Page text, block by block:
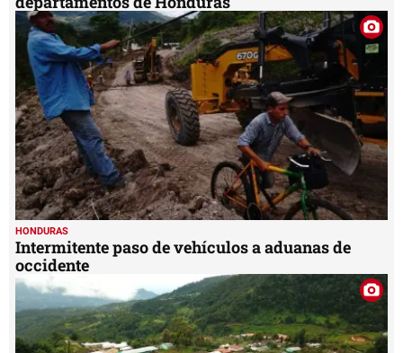
HONDURAS
Intermitente paso de vehículos a aduanas de
occidente
HONDURAS
Guajiquiro: cuna lenca de tierras frías en
Honduras
MIS TEMAS PREFERIDOS